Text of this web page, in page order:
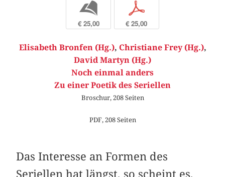
b
€ 25,00
p
€ 25,00
Elisabeth Bronfen (Hg.), Christiane Frey (Hg.),
David Martyn (Hg.)
Noch einmal anders
Zu einer Poetik des Seriellen
Broschur, 208 Seiten
PDF, 208 Seiten
Das Interesse an Formen des
Seriellen hat längst, so scheint es,